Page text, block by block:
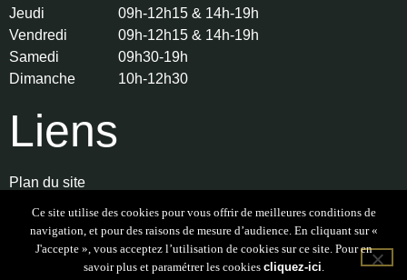
Jeudi
09h-12h15 & 14h-19h
Vendredi
09h-12h15 & 14h-19h
Samedi
09h30-19h
Dimanche
10h-12h30
Liens
Plan du site
Mentions légales et Politique de confidentialité
Ce site utilise des cookies pour vous offrir de meilleures conditions de
navigation, et pour des raisons de mesure d’audience. En cliquant sur «
J'accepte », vous acceptez l’utilisation de cookies sur ce site. Pour en
savoir plus et paramétrer les cookies cliquez-ici.